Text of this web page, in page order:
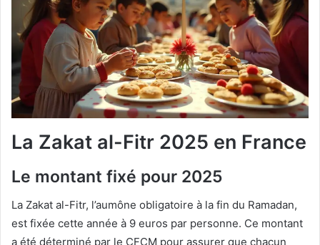
La Zakat al-Fitr 2025 en France
Le montant fixé pour 2025
La Zakat al-Fitr, l’aumône obligatoire à la fin du Ramadan,
est fixée cette année à 9 euros par personne. Ce montant
a été déterminé par le CFCM pour assurer que chacun